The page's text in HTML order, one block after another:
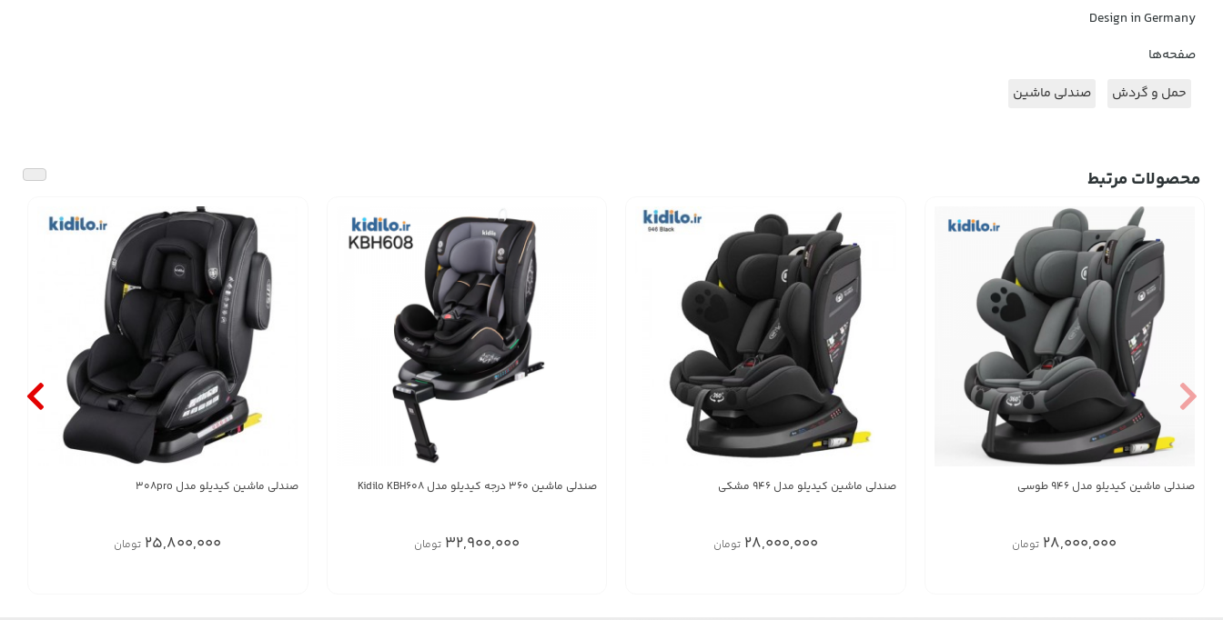
Design in Germany
صفحه‌ها
حمل و گردش
صندلی ماشین
محصولات مرتبط
صندلی ماشین کیدیلو مدل 946 طوسی
28,000,000 تومان
صندلی ماشین کیدیلو مدل 946 مشکی
28,000,000 تومان
صندلی ماشین 360 درجه کیدیلو مدل Kidilo KBH608
32,900,000 تومان
صندلی ماشین کیدیلو مدل 308pro
25,800,000 تومان